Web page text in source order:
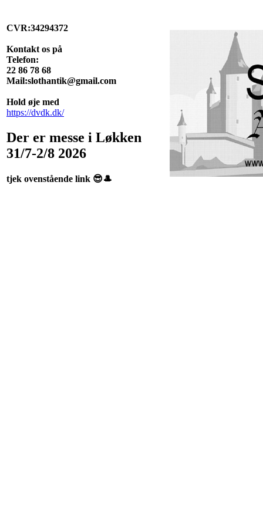
CVR:34294372
Kontakt os på
Telefon:
22 86 78 68
Mail:slothantik@gmail.com
Hold øje med
https://dvdk.dk/
Der er messe i Løkken
31/7-2/8 2026
tjek ovenstående link 😎🎩